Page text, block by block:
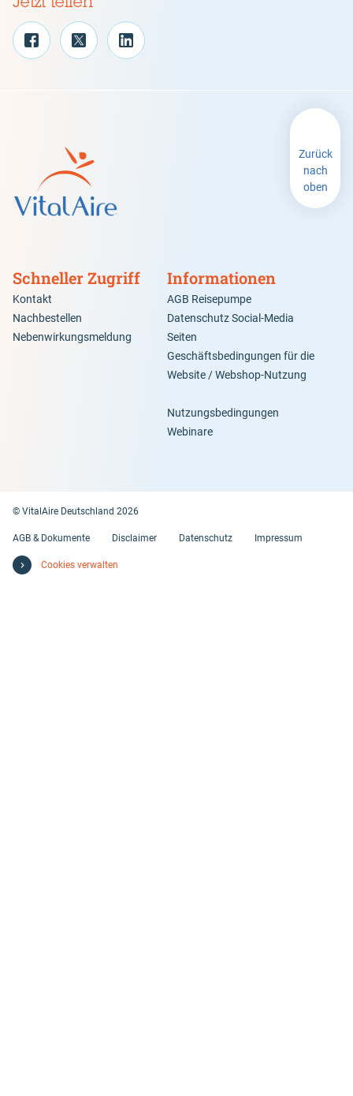
Schneller Zugriff
Kontakt
Nachbestellen
Nebenwirkungsmeldung
Informationen
AGB Reisepumpe
Datenschutz Social-Media
Seiten
Geschäftsbedingungen für die
Website / Webshop-Nutzung
Nutzungsbedingungen
Webinare
Zurück
nach
oben
© VitalAire Deutschland 2026
AGB & Dokumente Disclaimer Datenschutz Impressum
Cookies verwalten